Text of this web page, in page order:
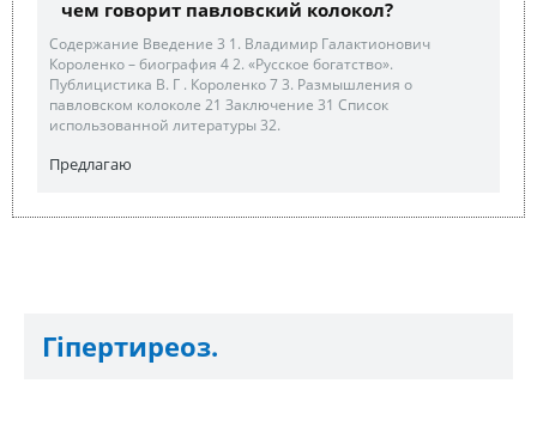
чем говорит павловский колокол?
Содержание Введение 3 1. Владимир Галактионович
Короленко – биография 4 2. «Русское богатство».
Публицистика В. Г . Короленко 7 3. Размышления о
павловском колоколе 21 Заключение 31 Список
использованной литературы 32.
Предлагаю
Гіпертиреоз.